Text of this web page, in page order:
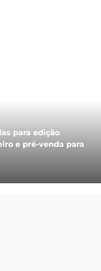
para edição
e pré-venda para